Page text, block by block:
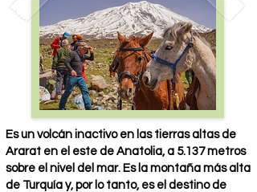
Es un volcán inactivo en las tierras altas de
Ararat en el este de Anatolia, a 5.137 metros
sobre el nivel del mar. Es la montaña más alta
de Turquía y, por lo tanto, es el destino de